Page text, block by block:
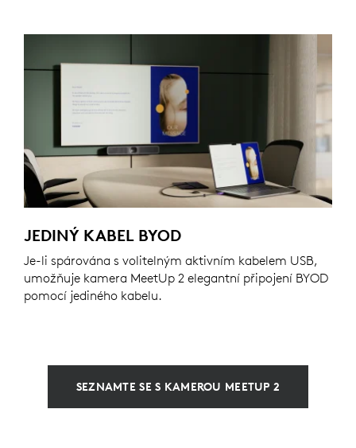
JEDINÝ KABEL BYOD
Je-li spárována s volitelným aktivním kabelem USB,
umožňuje kamera MeetUp 2 elegantní připojení BYOD
pomocí jediného kabelu.
SEZNAMTE SE S KAMEROU MEETUP 2